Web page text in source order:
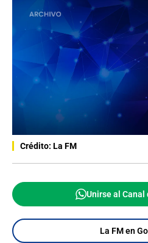
Crédito: La FM
Unirse al Canal
La FM en